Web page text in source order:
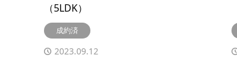
（5LDK）
成約済
2023.09.12